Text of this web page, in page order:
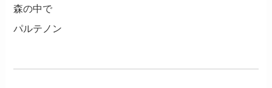
森の中で
パルテノン